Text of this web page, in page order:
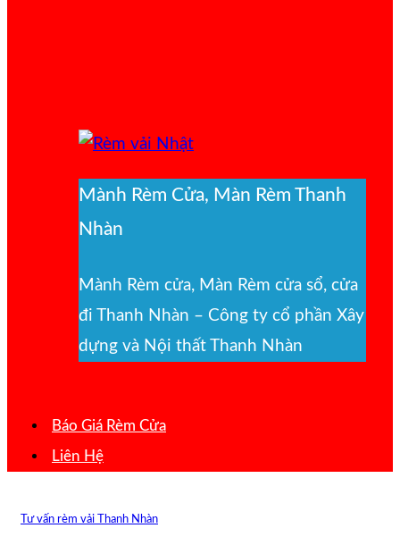
Mành Rèm Cửa, Màn Rèm Thanh
Nhàn
Mành Rèm cửa, Màn Rèm cửa sổ, cửa
đi Thanh Nhàn – Công ty cổ phần Xây
dựng và Nội thất Thanh Nhàn
Báo Giá Rèm Cửa
Liên Hệ
Tư vấn rèm vải Thanh Nhàn